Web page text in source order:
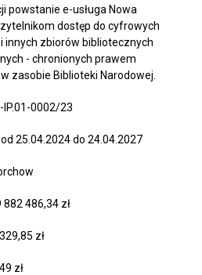
powstanie e-usługa Nowa
dostęp do cyfrowych
innych zbiorów bibliotecznych
- chronionych prawem
zasobie Biblioteki Narodowej.
IP.01-0002/23
25.04.2024 do 24.04.2027
486,34 zł
zł
zł